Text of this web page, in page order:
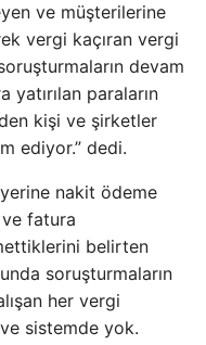
ve müşterilerine
vergi kaçıran vergi
devam
yatırılan paraların
kişi ve şirketler
ediyor.” dedi.
yerine nakit ödeme
fatura
belirten
soruşturmaların
her vergi
sistemde yok.